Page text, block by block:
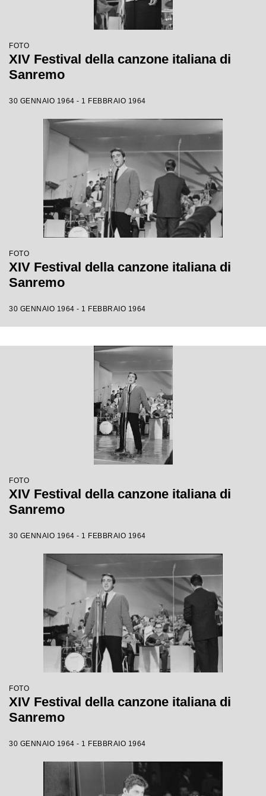
FOTO
XIV Festival della canzone italiana di
Sanremo
30 GENNAIO 1964 - 1 FEBBRAIO 1964
FOTO
XIV Festival della canzone italiana di
Sanremo
30 GENNAIO 1964 - 1 FEBBRAIO 1964
FOTO
XIV Festival della canzone italiana di
Sanremo
30 GENNAIO 1964 - 1 FEBBRAIO 1964
FOTO
XIV Festival della canzone italiana di
Sanremo
30 GENNAIO 1964 - 1 FEBBRAIO 1964